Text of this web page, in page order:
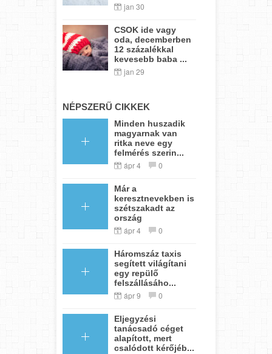
jan 30
CSOK ide vagy
oda, decemberben
12 százalékkal
kevesebb baba ...
jan 29
NÉPSZERŰ CIKKEK
Minden huszadik
magyarnak van
ritka neve egy
felmérés szerin...
ápr 4 0
Már a
keresztnevekben is
szétszakadt az
ország
ápr 4 0
Háromszáz taxis
segített világítani
egy repülő
felszállásáho...
ápr 9 0
Eljegyzési
tanácsadó céget
alapított, mert
csalódott kérőjéb...